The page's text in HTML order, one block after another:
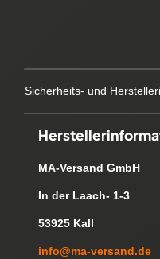
Sicherheits- und
MA-Versand GmbH
In der Laach- 1-3
53925 Kall
info@ma-versand.de